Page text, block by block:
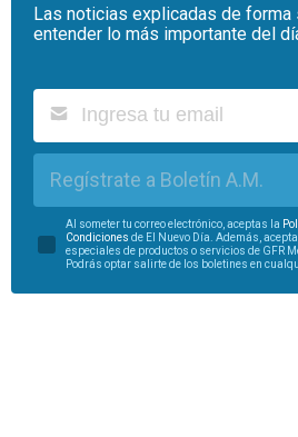
Las noticias explicadas de forma
entender lo más importante del
Regístrate a Boletín A.M.
Al someter tu correo electrónico, aceptas la
Condiciones de El Nuevo Día. Además,
especiales de productos o servicios de GFR
Podrás optar salirte de los boletines en